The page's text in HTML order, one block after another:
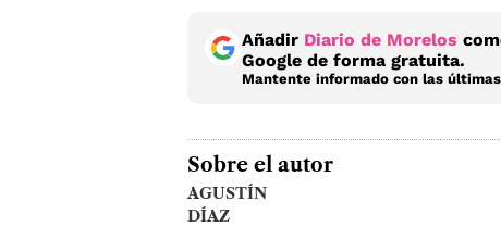
Añadir Diario de Morelos
Google de forma gratuita.
Mantente informado con las
Sobre el autor
AGUSTÍN
DÍAZ